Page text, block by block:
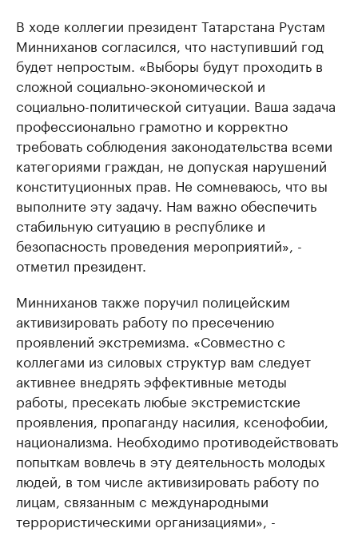
В ходе коллегии президент Татарстана Рустам
Минниханов согласился, что наступивший год
будет непростым. «Выборы будут проходить в
сложной социально-экономической и
социально-политической ситуации. Ваша задача
профессионально грамотно и корректно
требовать соблюдения законодательства всеми
категориями граждан, не допуская нарушений
конституционных прав. Не сомневаюсь, что вы
выполните эту задачу. Нам важно обеспечить
стабильную ситуацию в республике и
безопасность проведения мероприятий», -
отметил президент.
Минниханов также поручил полицейским
активизировать работу по пресечению
проявлений экстремизма. «Совместно с
коллегами из силовых структур вам следует
активнее внедрять эффективные методы
работы, пресекать любые экстремистские
проявления, пропаганду насилия, ксенофобии,
национализма. Необходимо противодействовать
попыткам вовлечь в эту деятельность молодых
людей, в том числе активизировать работу по
лицам, связанным с международными
террористическими организациями», -